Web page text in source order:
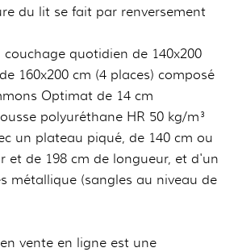
du lit se fait par renversement
quotidien de 140x200
160x200 cm (4 places) composé
Optimat de 14 cm
polyuréthane HR 50 kg/m³
un plateau piqué, de 140 cm ou
et de 198 cm de longueur, et d'un
métallique (sangles au niveau de
vente en ligne est une